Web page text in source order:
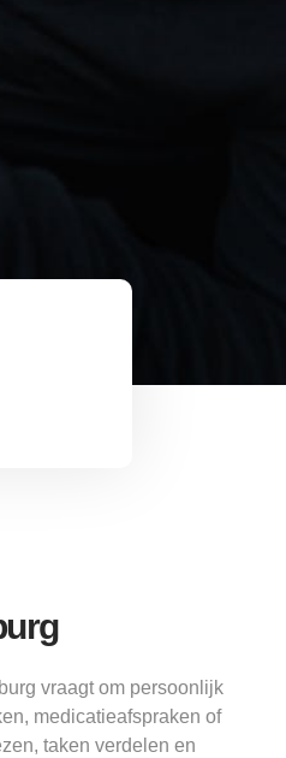
vraagt om persoonlijk
medicatieafspraken of
taken verdelen en